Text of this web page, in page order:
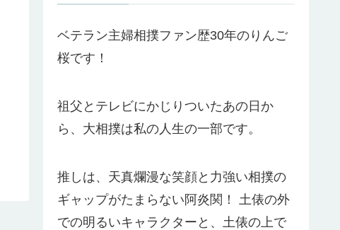
ベテラン主婦相撲ファン歴30年のりんご
桜です！
祖父とテレビにかじりついたあの日か
ら、大相撲は私の人生の一部です。
推しは、天真爛漫な笑顔と力強い相撲の
ギャップがたまらない阿炎関！ 土俵の外
での明るいキャラクターと、土俵の上で